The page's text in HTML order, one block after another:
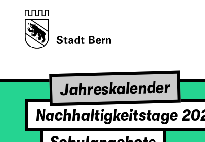
Jahreskalender
Nachhaltigkeitstage